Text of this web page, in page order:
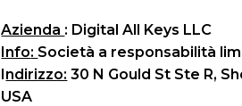
Azienda : Digital All Keys LLC
Info: Società a responsabilità
Indirizzo: 30 N Gould St Ste R,
USA